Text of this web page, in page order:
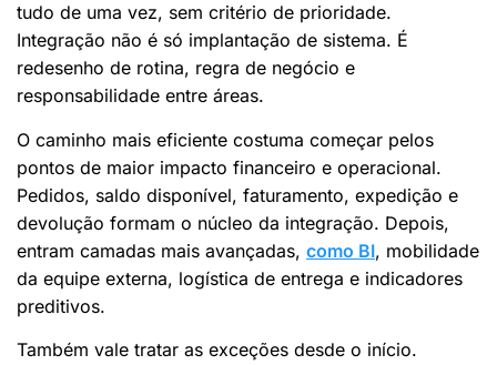
tudo de uma vez, sem critério de prioridade.
Integração não é só implantação de sistema. É
redesenho de rotina, regra de negócio e
responsabilidade entre áreas.
O caminho mais eficiente costuma começar pelos
pontos de maior impacto financeiro e operacional.
Pedidos, saldo disponível, faturamento, expedição e
devolução formam o núcleo da integração. Depois,
entram camadas mais avançadas, como BI, mobilidade
da equipe externa, logística de entrega e indicadores
preditivos.
Também vale tratar as exceções desde o início.